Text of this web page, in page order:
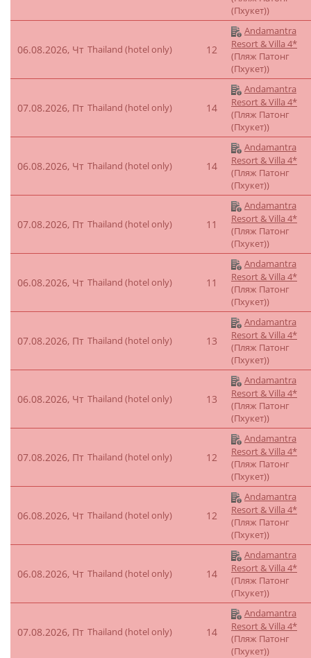
(Пхукет))
06.08.2026, Чт Thailand (hotel only) 12
Andamantra
Resort & Villa 4*
(Пляж Патонг
(Пхукет))
07.08.2026, Пт Thailand (hotel only) 14
Andamantra
Resort & Villa 4*
(Пляж Патонг
(Пхукет))
06.08.2026, Чт Thailand (hotel only) 14
Andamantra
Resort & Villa 4*
(Пляж Патонг
(Пхукет))
07.08.2026, Пт Thailand (hotel only) 11
Andamantra
Resort & Villa 4*
(Пляж Патонг
(Пхукет))
06.08.2026, Чт Thailand (hotel only) 11
Andamantra
Resort & Villa 4*
(Пляж Патонг
(Пхукет))
07.08.2026, Пт Thailand (hotel only) 13
Andamantra
Resort & Villa 4*
(Пляж Патонг
(Пхукет))
06.08.2026, Чт Thailand (hotel only) 13
Andamantra
Resort & Villa 4*
(Пляж Патонг
(Пхукет))
07.08.2026, Пт Thailand (hotel only) 12
Andamantra
Resort & Villa 4*
(Пляж Патонг
(Пхукет))
06.08.2026, Чт Thailand (hotel only) 12
Andamantra
Resort & Villa 4*
(Пляж Патонг
(Пхукет))
06.08.2026, Чт Thailand (hotel only) 14
Andamantra
Resort & Villa 4*
(Пляж Патонг
(Пхукет))
07.08.2026, Пт Thailand (hotel only) 14
Andamantra
Resort & Villa 4*
(Пляж Патонг
(Пхукет))